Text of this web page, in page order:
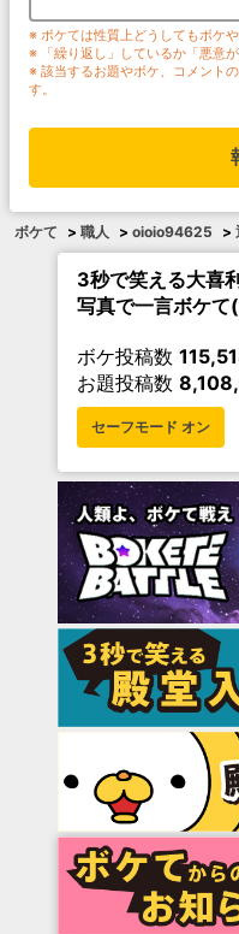
※ ボケては性質上どうしてもボケ
※ 「繰り返し」しているか「悪意
※ 該当するお題やボケ、コメント
す。
ボケて > 職人 > oioio94625 >
3秒で笑える大喜
写真で一言ボケ
ボケ投稿数
お題投稿数
セーフモード オン